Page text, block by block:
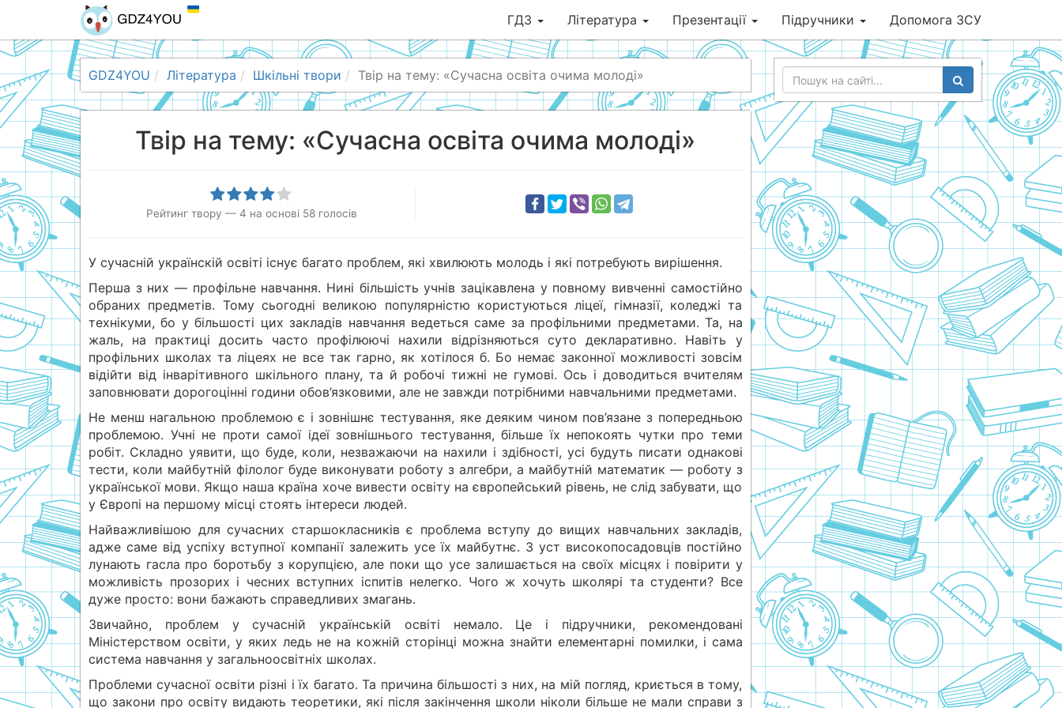
ГДЗ Література Презентації Підручники Допомога ЗСУ
GDZ4YOU Література Шкільні твори Твір на тему: «Сучасна освіта очима молоді»
Твір на тему: «Сучасна освіта очима молоді»
Рейтинг твору — 4 на основі 58голосів
У сучасній українскій освіті існує багато проблем, які хвилюють молодь і які потребують вирішення.
Перша з них — профільне навчання. Нині більшість учнів зацікавлена у повному вивченні самостійно
обраних предметів. Тому сьогодні великою популярністю користуються ліцеї, гімназії, коледжі та
технікуми, бо у більшості цих закладів навчання ведеться саме за профільними предметами. Та, на
жаль, на практиці досить часто профілюючі нахили відрізняються суто декларативно. Навіть у
профільних школах та ліцеях не все так гарно, як хотілося б. Бо немає законної можливості зовсім
відійти від інварітивного шкільного плану, та й робочі тижні не гумові. Ось і доводиться вчителям
заповнювати дорогоцінні години обов’язковими, але не завжди потрібними навчальними предметами.
Не менш нагальною проблемою є і зовнішнє тестування, яке деяким чином пов’язане з попередньою
проблемою. Учні не проти самої ідеї зовнішнього тестування, більше їх непокоять чутки про теми
робіт. Складно уявити, що буде, коли, незважаючи на нахили і здібності, усі будуть писати однакові
тести, коли майбутній філолог буде виконувати роботу з алгебри, а майбутній математик — роботу з
української мови. Якщо наша країна хоче вивести освіту на європейський рівень, не слід забувати, що
у Європі на першому місці стоять інтереси людей.
Найважливішою для сучасних старшокласників є проблема вступу до вищих навчальних закладів,
адже саме від успіху вступної компанії залежить усе їх майбутнє. З уст високопосадовців постійно
лунають гасла про боротьбу з корупцією, але поки що усе залишається на своїх місцях і повірити у
можливість прозорих і чесних вступних іспитів нелегко. Чого ж хочуть школярі та студенти? Все
дуже просто: вони бажають справедливих змагань.
Звичайно, проблем у сучасній українській освіті немало. Це і підручники, рекомендовані
Міністерством освіти, у яких ледь не на кожній сторінці можна знайти елементарні помилки, і сама
система навчання у загальноосвітніх школах.
Проблеми сучасної освіти різні і їх багато. Та причина більшості з них, на мій погляд, криється в тому,
що закони про освіту видають теоретики, які після закінчення школи ніколи більше не мали справи з